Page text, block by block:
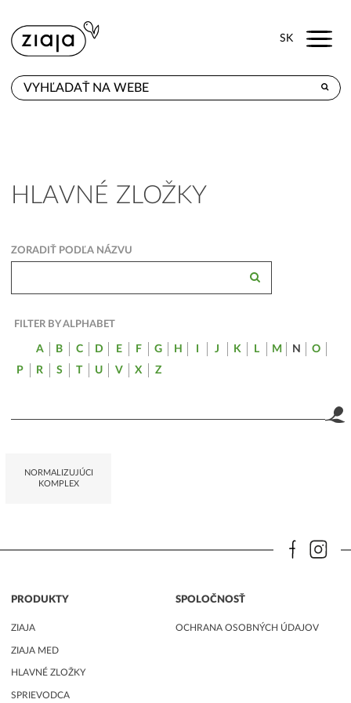
SK Menu
E-SHOP
HLAVNÉ ZLOŽKY
ZORADIŤ PODĽA NÁZVU
FILTER BY ALPHABET
A B C D E F G H J K L M N
O
P
R S T U V X Z
NORMALIZUJÚCI
KOMPLEX
PRODUKTY
ZIAJA
ZIAJA MED
HLAVNÉ ZLOŽKY
SPRIEVODCA
SPOLOČNOSŤ
OCHRANA OSOBNÝCH ÚDAJOV